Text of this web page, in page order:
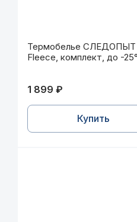
Термобелье
Термобелье СЛЕДОПЫТ
Fleece, комплект, до -
1 899 ₽
Купить